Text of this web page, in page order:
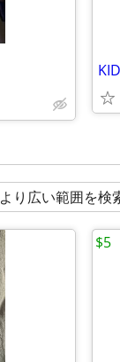
より広い範囲を検
$5